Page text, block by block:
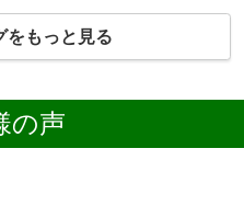
をもっと見る
の声